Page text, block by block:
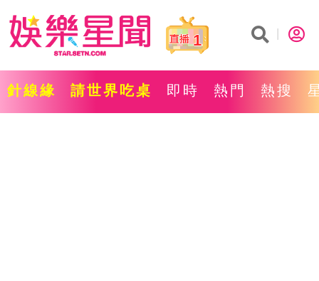
1
針線緣 請世界吃桌 即時 熱門 熱搜